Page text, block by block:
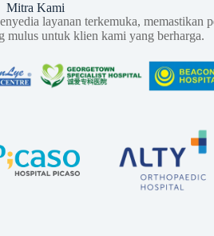
Mitra Kami
layanan terkemuka, memastikan
mulus untuk klien kami yang berharga.